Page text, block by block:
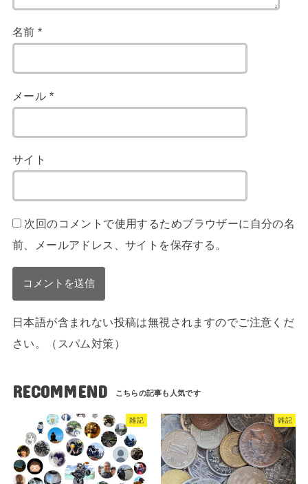
名前*
メール *
サイト
次回のコメントで使用するためブラウザーに自分の名
前、メールアドレス、サイトを保存する。
日本語が含まれない投稿は無視されますのでご注意くだ
さい。（スパム対策）
RECOMMEND
雑記 雑記